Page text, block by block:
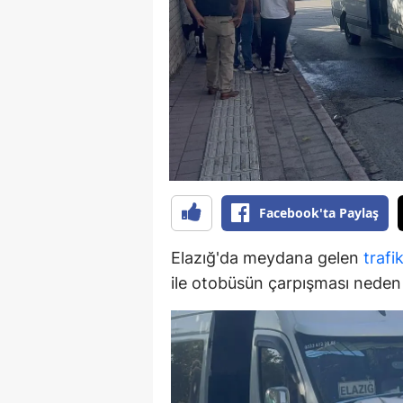
Facebook'ta Paylaş
Elazığ'da meydana gelen trafik
ile otobüsün çarpışması